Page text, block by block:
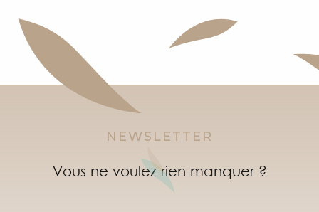
NEWSLETTER
Vous ne voulez rien manquer ?